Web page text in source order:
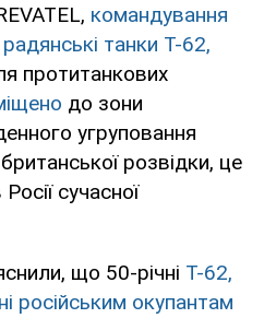
командування
танки Т-62,
протитанкових
до зони
угруповання
розвідки, це
сучасної
що 50-річні Т-62,
російським окупантам